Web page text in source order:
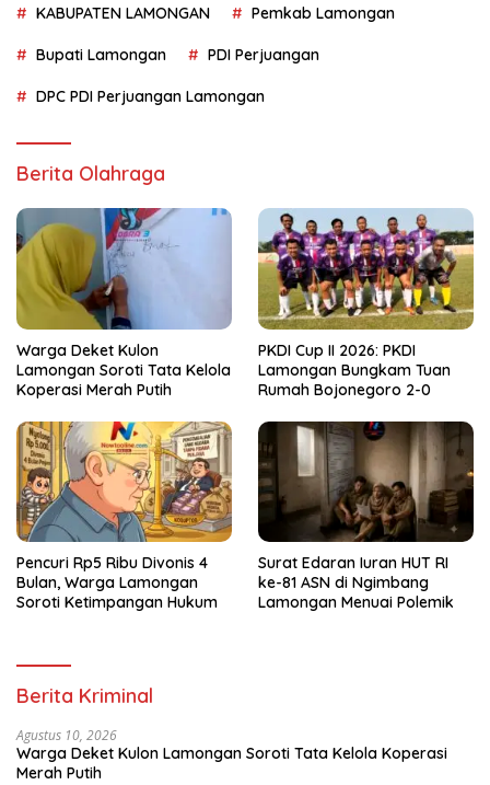
KABUPATEN LAMONGAN Pemkab Lamongan
Bupati Lamongan PDI Perjuangan
DPC PDI Perjuangan Lamongan
Berita Olahraga
Warga Deket Kulon
Lamongan Soroti Tata Kelola
Koperasi Merah Putih
PKDI Cup II 2026: PKDI
Lamongan Bungkam Tuan
Rumah Bojonegoro 2-0
Pencuri Rp5 Ribu Divonis 4
Bulan, Warga Lamongan
Soroti Ketimpangan Hukum
Surat Edaran Iuran HUT RI
ke-81 ASN di Ngimbang
Lamongan Menuai Polemik
Berita Kriminal
Agustus 10, 2026
Warga Deket Kulon Lamongan Soroti Tata Kelola Koperasi
Merah Putih